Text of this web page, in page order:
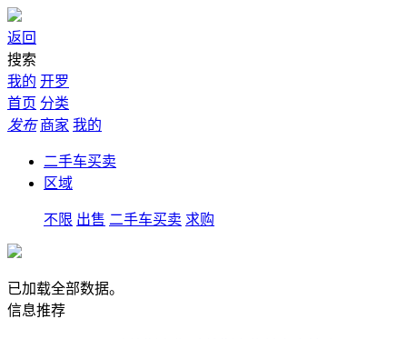
返回
搜索
我的 开罗
首页 分类
发布 商家 我的
二手车买卖
区域
不限 出售 二手车买卖 求购
已加载全部数据。
信息推荐